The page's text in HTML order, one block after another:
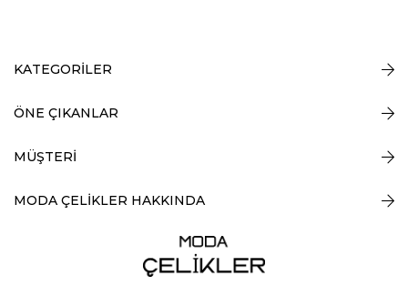
KATEGORİLER
ÖNE ÇIKANLAR
MÜŞTERİ
MODA ÇELİKLER HAKKINDA